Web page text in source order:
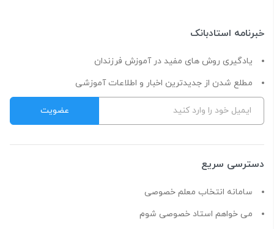
خبرنامه استادبانک
یادگیری روش های مفید در آموزش فرزندان
مطلع شدن از جدیدترین اخبار و اطلاعات آموزشی
دسترسی سریع
سامانه انتخاب معلم خصوصی
می خواهم استاد خصوصی شوم